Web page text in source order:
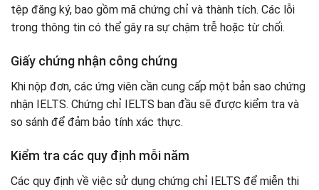
tệp đăng ký, bao gồm mã chứng chỉ và thành tích. Các lỗi
trong thông tin có thể gây ra sự chậm trễ hoặc từ chối.
Giấy chứng nhận công chứng
Khi nộp đơn, các ứng viên cần cung cấp một bản sao chứng
nhận IELTS. Chứng chỉ IELTS ban đầu sẽ được kiểm tra và
so sánh để đảm bảo tính xác thực.
Kiểm tra các quy định mỗi năm
Các quy định về việc sử dụng chứng chỉ IELTS để miễn thi